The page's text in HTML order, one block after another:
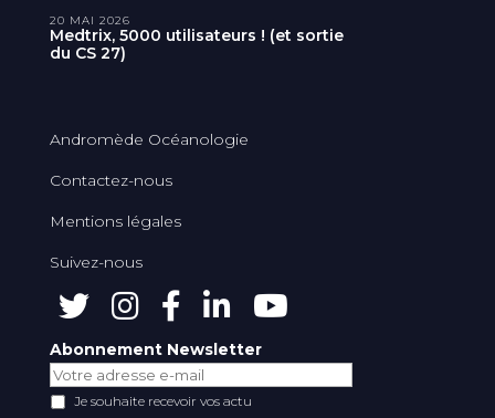
Medtrix, 5000 utilisateurs ! (et sortie
du CS 27)
20 MAI 2026
Andromède Océanologie
Contactez-nous
Mentions légales
Suivez-nous
Abonnement Newsletter
Je souhaite recevoir vos actu